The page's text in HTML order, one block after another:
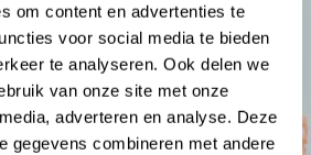
om content en advertenties te
voor social media te bieden
te analyseren. Ook delen we
van onze site met onze
adverteren en analyse. Deze
gegevens combineren met andere